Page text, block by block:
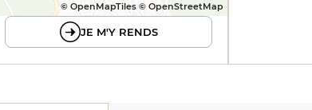
© OpenMapTiles © OpenStreetMap
JE M'Y RENDS